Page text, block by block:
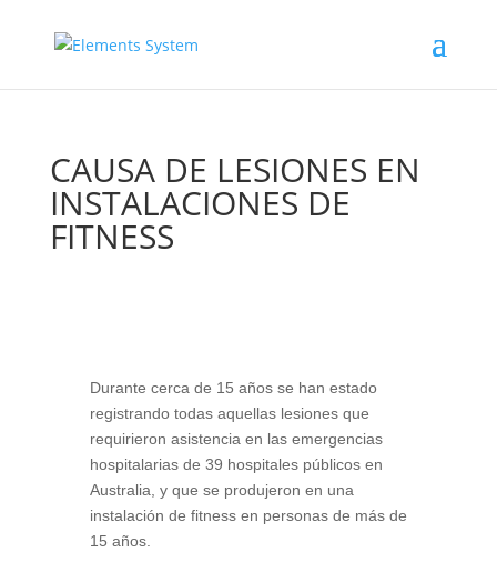
CAUSA DE LESIONES EN
INSTALACIONES DE
FITNESS
Durante cerca de 15 años se han estado
registrando todas aquellas lesiones que
requirieron asistencia en las emergencias
hospitalarias de 39 hospitales públicos en
Australia, y que se produjeron en una
instalación de fitness en personas de más de
15 años.